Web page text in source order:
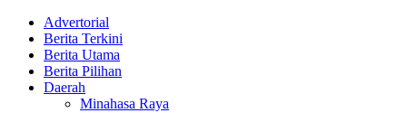
Advertorial
Berita Terkini
Berita Utama
Berita Pilihan
Daerah
Minahasa Raya